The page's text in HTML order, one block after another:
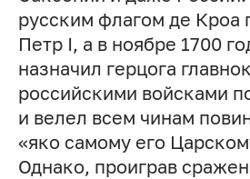
русским флагом де Кроа
Петр I, а в ноябре 1700
назначил герцога
российскими войсками
и велел всем чинам
«яко самому его
Однако, проиграв